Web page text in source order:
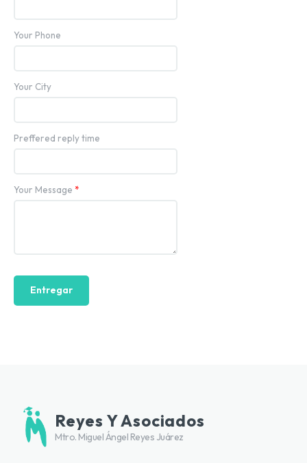
Your Phone
Your City
Preffered reply time
Your Message *
Entregar
Reyes Y Asociados
Mtro. Miguel Ángel Reyes Juárez